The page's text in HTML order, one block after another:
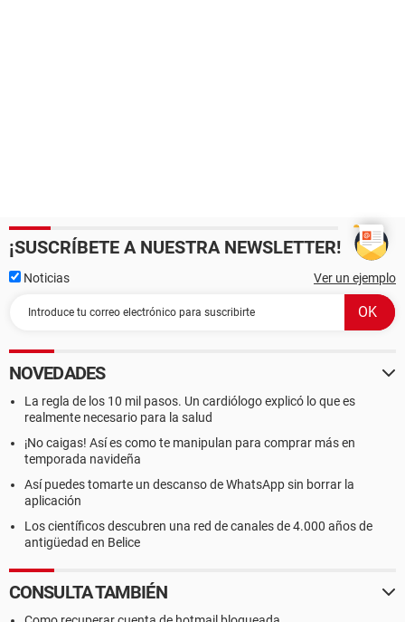
¡SUSCRÍBETE A NUESTRA NEWSLETTER!
Noticias Ver un ejemplo
NOVEDADES
La regla de los 10 mil pasos. Un cardiólogo explicó lo que es
realmente necesario para la salud
¡No caigas! Así es como te manipulan para comprar más en
temporada navideña
Así puedes tomarte un descanso de WhatsApp sin borrar la
aplicación
Los científicos descubren una red de canales de 4.000 años de
antigüedad en Belice
CONSULTA TAMBIÉN